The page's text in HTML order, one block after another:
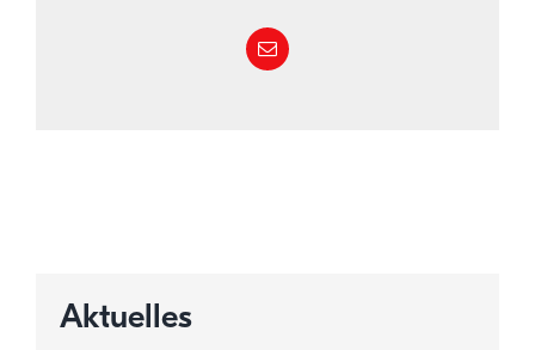
Aktuelles